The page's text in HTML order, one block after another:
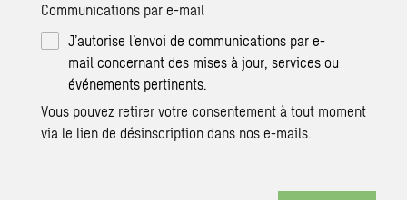
Communications par e-mail
J’autorise l’envoi de communications par e-
mail concernant des mises à jour, services ou
événements pertinents.
Vous pouvez retirer votre consentement à tout moment
via le lien de désinscription dans nos e-mails.